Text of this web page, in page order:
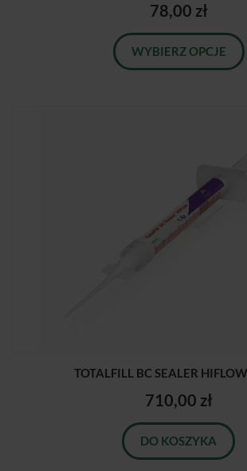
78,00 zł
WYBIERZ OPCJE
TOTALFILL BC SEALER
710,00 zł
DO KOSZYKA